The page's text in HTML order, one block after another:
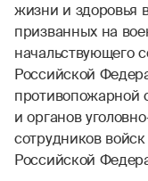
жизни и здоровья
призванных на
начальствующего
Российской
противопожарной
и органов
сотрудников
Российской